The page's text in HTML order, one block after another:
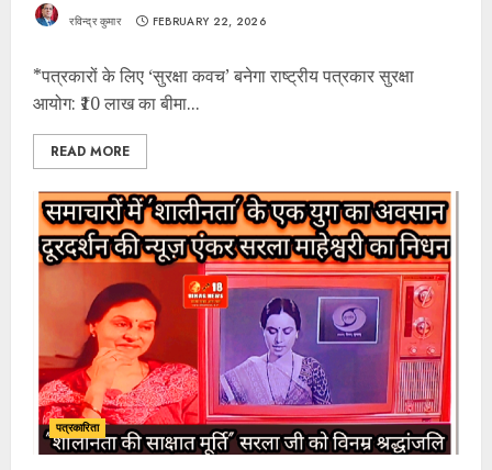
रविन्द्र कुमार FEBRUARY 22, 2026
*पत्रकारों के लिए ‘सुरक्षा कवच’ बनेगा राष्ट्रीय पत्रकार सुरक्षा
आयोग: ₹10 लाख का बीमा...
READ MORE
पत्रकारिता